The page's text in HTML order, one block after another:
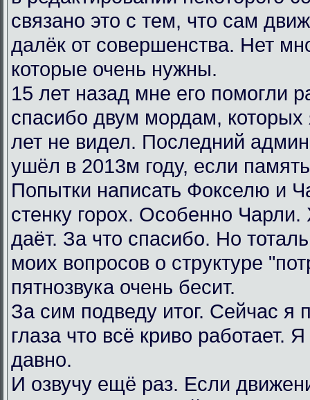
связано это с тем, что сам
далёк от совершенства. Нет
которые очень нужны.
15 лет назад мне его помогли
спасибо двум мордам, которых
лет не видел. Последний
ушёл в 2013м году, если
Попытки написать Фокселю и
стенку горох. Особенно Чарли.
даёт. За что спасибо. Но
моих вопросов о структуре
пятнозвука очень бесит.
За сим подведу итог. Сейчас я
глаза что всё криво работает.
давно.
И озвучу ещё раз. Если